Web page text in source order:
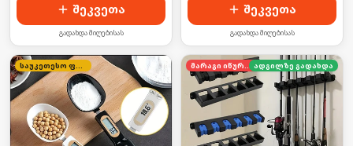
შეკვეთა
გადახდა მიღებისას
შეკვეთა
გადახდა მიღებისას
მარაგი იწურება ადგილზე გადახდა